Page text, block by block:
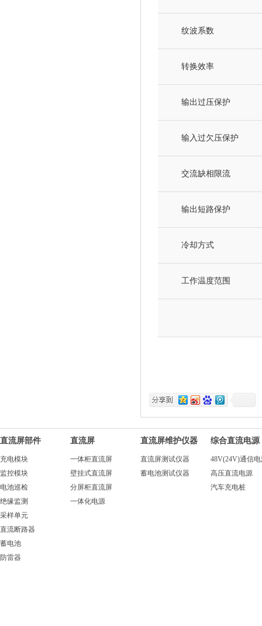
纹波系数
转换效率
输出过压保护
输入过欠压保护
交流缺相限流
输出短路保护
冷却方式
工作温度范围
直流屏部件
充电模块
监控模块
电池巡检
绝缘监测
采样单元
直流断路器
蓄电池
防雷器
直流屏
一体柜直流屏
壁挂式直流屏
分屏柜直流屏
一体化电源
直流屏维护仪器
直流屏测试仪器
蓄电池测试仪器
综合直流电源
48V(24V)通信
高压直流电源
汽车充电桩